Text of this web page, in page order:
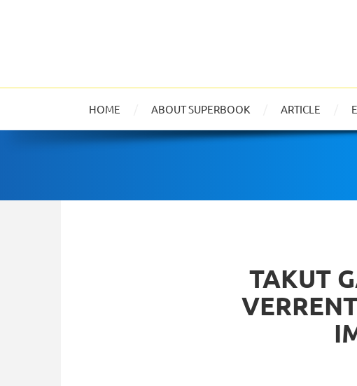
HOME ABOUT SUPERBOOK ARTICLE
TAKUT